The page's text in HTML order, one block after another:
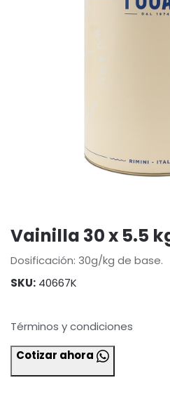
Vainilla 30 x 5.5
Dosificación: 30g/kg de base.
SKU: 40667K
Términos y condiciones
Cotizar ahora